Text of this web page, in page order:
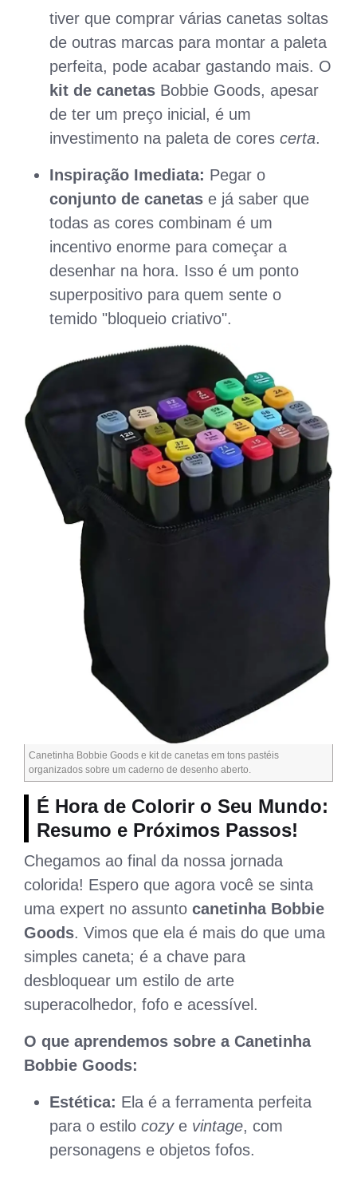
tiver que comprar várias canetas soltas
de outras marcas para montar a paleta
perfeita, pode acabar gastando mais. O
kit de canetas Bobbie Goods, apesar
de ter um preço inicial, é um
investimento na paleta de cores certa.
Inspiração Imediata: Pegar o
conjunto de canetas e já saber que
todas as cores combinam é um
incentivo enorme para começar a
desenhar na hora. Isso é um ponto
superpositivo para quem sente o
temido "bloqueio criativo".
Canetinha Bobbie Goods e kit de canetas em tons pastéis
organizados sobre um caderno de desenho aberto.
É Hora de Colorir o Seu Mundo:
Resumo e Próximos Passos!
Chegamos ao final da nossa jornada
colorida! Espero que agora você se sinta
uma expert no assunto canetinha Bobbie
Goods. Vimos que ela é mais do que uma
simples caneta; é a chave para
desbloquear um estilo de arte
superacolhedor, fofo e acessível.
O que aprendemos sobre a Canetinha
Bobbie Goods:
Estética: Ela é a ferramenta perfeita
para o estilo cozye vintage, com
personagens e objetos fofos.